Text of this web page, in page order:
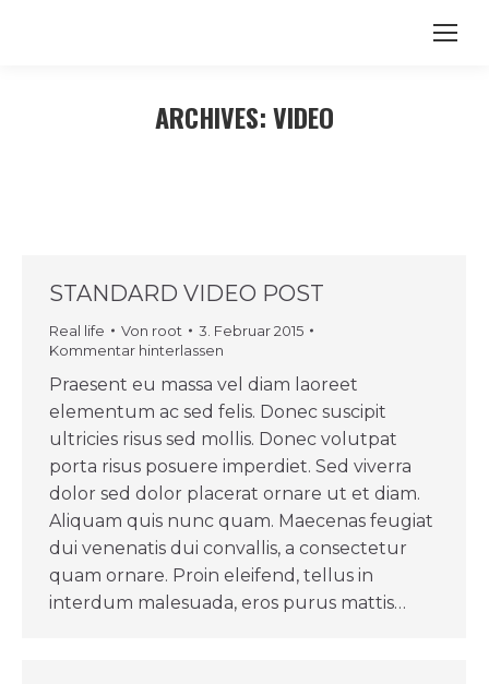
ARCHIVES:VIDEO
STANDARD VIDEO POST
Real life Von root
3. Februar 2015
Kommentar hinterlassen
Praesent eu massa vel diam laoreet
elementum ac sed felis. Donec suscipit
ultricies risus sed mollis. Donec volutpat
porta risus posuere imperdiet. Sed viverra
dolor sed dolor placerat ornare ut et diam.
Aliquam quis nunc quam. Maecenas feugiat
dui venenatis dui convallis, a consectetur
quam ornare. Proin eleifend, tellus in
interdum malesuada, eros purus mattis…